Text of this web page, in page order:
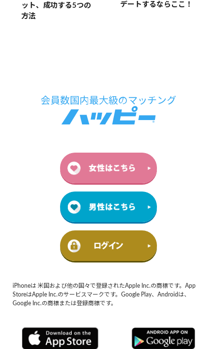
ット、成功する5つの
方法
デートするならここ！
iPhoneは 米国および他の国々で登録されたApple Inc.の商標です。App
StoreはApple Inc.のサービスマークです。Google Play、Androidは、
Google Inc.の商標または登録商標です。